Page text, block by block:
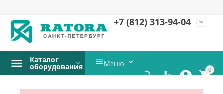
+7 (812) 313-94-04 expand_more
0


 
Каталог
оборудования Меню 